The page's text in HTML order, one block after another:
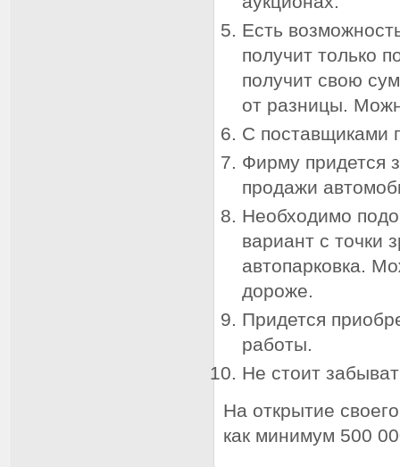
Есть
получит только
получит свою
от разницы.
С поставщиками
Фирму придется
продажи
Необходимо
вариант с точки
автопарковка.
дороже.
Придется
работы.
Не стоит
На открытие
как минимум 500